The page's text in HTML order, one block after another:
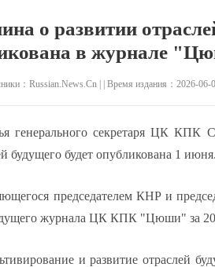
о развитии
в журнале
：Russian.News.Cn | | Время издания：2026-06-
генерального секретаря ЦК КПК
будущего будет опубликована 1
председателем КНР и
журнала ЦК КПК "Цюши" за
и развитие отраслей